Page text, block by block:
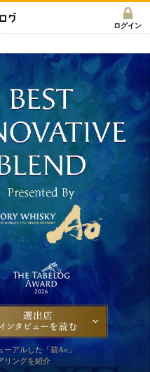
ログイン
アルした「碧Ao」
リングを紹介